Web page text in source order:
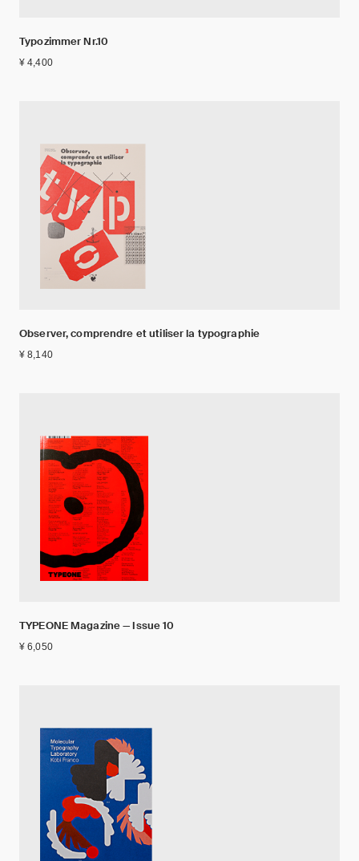
Typozimmer Nr.10
¥ 4,400
Observer, comprendre et utiliser la typographie
¥ 8,140
TYPEONE Magazine — Issue 10
¥ 6,050